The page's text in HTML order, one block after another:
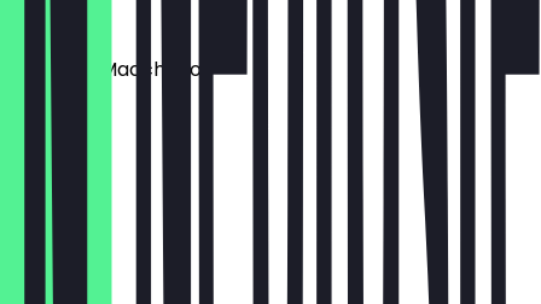
€ 3,50
Espresso Macchiato
€ 2,70